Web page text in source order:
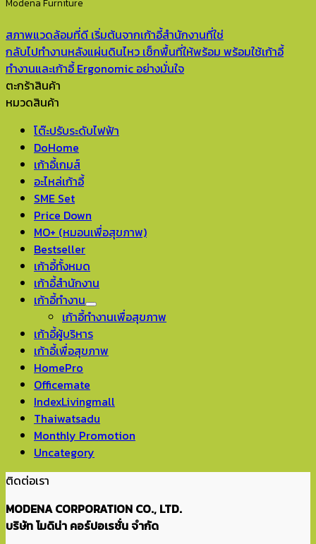
Modena Furniture
สภาพแวดล้อมที่ดี เริ่มต้นจากเก้าอี้สำนักงานที่ใช่
กลับไปทำงานหลังแผ่นดินไหว เช็กพื้นที่ให้พร้อม พร้อมใช้เก้าอี้
ทำงานและเก้าอี้ Ergonomic อย่างมั่นใจ
ตะกร้าสินค้า
หมวดสินค้า
โต๊ะปรับระดับไฟฟ้า
DoHome
เก้าอี้เกมส์
อะไหล่เก้าอี้
SME Set
Price Down
MO+ (หมอนเพื่อสุขภาพ)
Bestseller
เก้าอี้ทั้งหมด
เก้าอี้สำนักงาน
เก้าอี้ทำงาน
เก้าอี้ทำงานเพื่อสุขภาพ
เก้าอี้ผู้บริหาร
เก้าอี้เพื่อสุขภาพ
HomePro
Officemate
IndexLivingmall
Thaiwatsadu
Monthly Promotion
Uncategory
ติดต่อเรา
MODENA CORPORATION CO., LTD.
บริษัท โมดิน่า คอร์ปอเรชั่น จำกัด